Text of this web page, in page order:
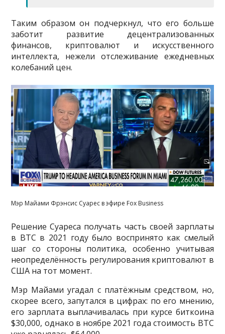
Таким образом он подчеркнул, что его больше
заботит развитие децентрализованных
финансов, криптовалют и искусственного
интеллекта, нежели отслеживание ежедневных
колебаний цен.
Мэр Майами Фрэнсис Суарес в эфире Fox Business
Решение Суареса получать часть своей зарплаты
в BTC в 2021 году было воспринято как смелый
шаг со стороны политика, особенно учитывая
неопределённость регулирования криптовалют в
США на тот момент.
Мэр Майами угадал с платёжным средством, но,
скорее всего, запутался в цифрах: по его мнению,
его зарплата выплачивалась при курсе биткоина
$30,000, однако в ноябре 2021 года стоимость BTC